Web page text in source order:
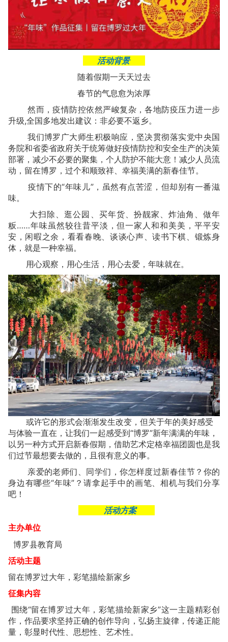
活动背景
随着假期一天天过去
春节的气息愈为浓厚
然而，疫情防控依然严峻复杂，各地防疫压力进一步
升级,全国多地发出建议：非必要不返乡。
我们博罗广大师生积极响应，坚决贯彻落实党中央国
务院和省委省政府关于统筹做好疫情防控和安全生产的决策
部署，减少不必要的聚集，个人防护不能大意！减少人员流
动，留在博罗，过个和顺致祥、幸福美满的新春佳节。
疫情下的“年味儿”，虽然有点苦涩，但却别有一番滋
味。
大扫除、逛公园、买年货、扮靓家、炸油角、做年
粄……年味虽然较往昔平淡，但一家人和和美美，平平安
安，闲暇之余，看看春晚、谈谈心声、读书下棋、锻炼身
体，就是一种幸福。
用心观察，用心生活，用心去爱，年味就在。
或许它的形式会渐渐发生改变，但关于年的美好感受
与体验一直在，让我们一起感受到“博罗”新年满满的年味，
以另一种方式开启新春假期，借助艺术定格幸福团圆也是我
们过节最想要去做的，且很有意义的事。
亲爱的老师们、同学们，你怎样度过新春佳节？你的
身边有哪些“年味”？请拿起手中的画笔、相机与我们分享
吧！
活动方案
主办单位
博罗县教育局
活动主题
留在博罗过大年，彩笔描绘新家乡
征集内容
围绕“留在博罗过大年，彩笔描绘新家乡”这一主题精彩创
作，作品要求坚持正确的创作导向，弘扬主旋律，传递正能
量，彰显时代性、思想性、艺术性。